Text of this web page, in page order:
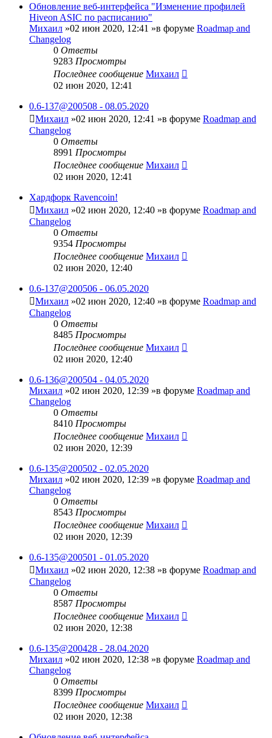
Обновление веб-интерфейса "Изменение профилей
Hiveon ASIC по расписанию"
Михаил »02 июн 2020, 12:41 »в форуме Roadmap and
Changelog
0 Ответы
9283 Просмотры
Последнее сообщение Михаил
02 июн 2020, 12:41
0.6-137@200508 - 08.05.2020
Михаил »02 июн 2020, 12:41 »в форуме Roadmap and
Changelog
0 Ответы
8991 Просмотры
Последнее сообщение Михаил
02 июн 2020, 12:41
Хардфорк Ravencoin!
Михаил »02 июн 2020, 12:40 »в форуме Roadmap and
Changelog
0 Ответы
9354 Просмотры
Последнее сообщение Михаил
02 июн 2020, 12:40
0.6-137@200506 - 06.05.2020
Михаил »02 июн 2020, 12:40 »в форуме Roadmap and
Changelog
0 Ответы
8485 Просмотры
Последнее сообщение Михаил
02 июн 2020, 12:40
0.6-136@200504 - 04.05.2020
Михаил »02 июн 2020, 12:39 »в форуме Roadmap and
Changelog
0 Ответы
8410 Просмотры
Последнее сообщение Михаил
02 июн 2020, 12:39
0.6-135@200502 - 02.05.2020
Михаил »02 июн 2020, 12:39 »в форуме Roadmap and
Changelog
0 Ответы
8543 Просмотры
Последнее сообщение Михаил
02 июн 2020, 12:39
0.6-135@200501 - 01.05.2020
Михаил »02 июн 2020, 12:38 »в форуме Roadmap and
Changelog
0 Ответы
8587 Просмотры
Последнее сообщение Михаил
02 июн 2020, 12:38
0.6-135@200428 - 28.04.2020
Михаил »02 июн 2020, 12:38 »в форуме Roadmap and
Changelog
0 Ответы
8399 Просмотры
Последнее сообщение Михаил
02 июн 2020, 12:38